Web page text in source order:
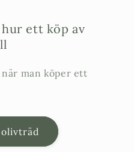
ett köp av
när man köper ett
olivträd